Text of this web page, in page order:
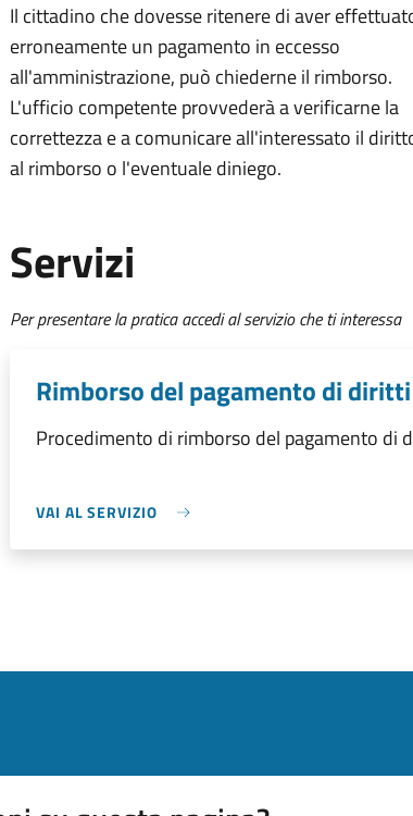
Il cittadino che dovesse ritenere di aver
erroneamente un pagamento in eccesso
all'amministrazione, può chiederne il rimborso.
L'ufficio competente provvederà a verificarne la
correttezza e a comunicare all'interessato il
al rimborso o l'eventuale diniego.
Servizi
Per presentare la pratica accedi al servizio che ti interessa
Rimborso del pagamento di
Procedimento di rimborso del pagamento di
VAI AL SERVIZIO